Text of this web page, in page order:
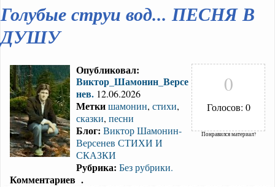
Голубые струи вод... ПЕСНЯ В
ДУШУ
Опубликовал:
Виктор_Шамонин_Версе
нев. 12.06.2026
Меткишамонин, стихи,
сказки, песни
Блог: Виктор Шамонин-
Версенев СТИХИ И
СКАЗКИ
Рубрика: Без рубрики.
Комментариев .
0
Голосов: 0
Понравился материал?